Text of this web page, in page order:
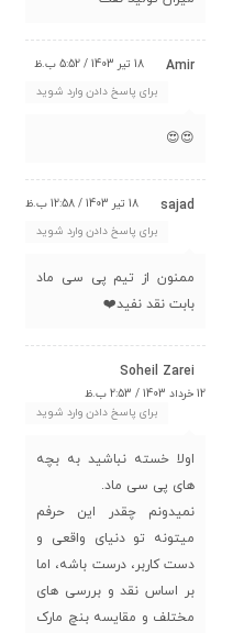
Amir
18 تیر 1403 / 5:52 ب.ظ
برای پاسخ دادن وارد شوید
😍😍
sajad
18 تیر 1403 / 12:58 ب.ظ
برای پاسخ دادن وارد شوید
ممنون از تیم پی سی ماد
بابت نقد نفید❤️
Soheil Zarei
12 خرداد 1403 / 2:53 ب.ظ
برای پاسخ دادن وارد شوید
اولا خسته نباشید به بچه
های پی سی ماد.
نمیدونم چقدر این حرفم
میتونه تو دنیای واقعی و
دست کاربر، درست باشه، اما
بر اساس نقد و بررسی های
مختلف و مقایسه بنچ مارک